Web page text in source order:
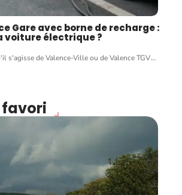
Gare avec borne de recharge :
voiture électrique ?
s'agisse de Valence-Ville ou de Valence TGV…